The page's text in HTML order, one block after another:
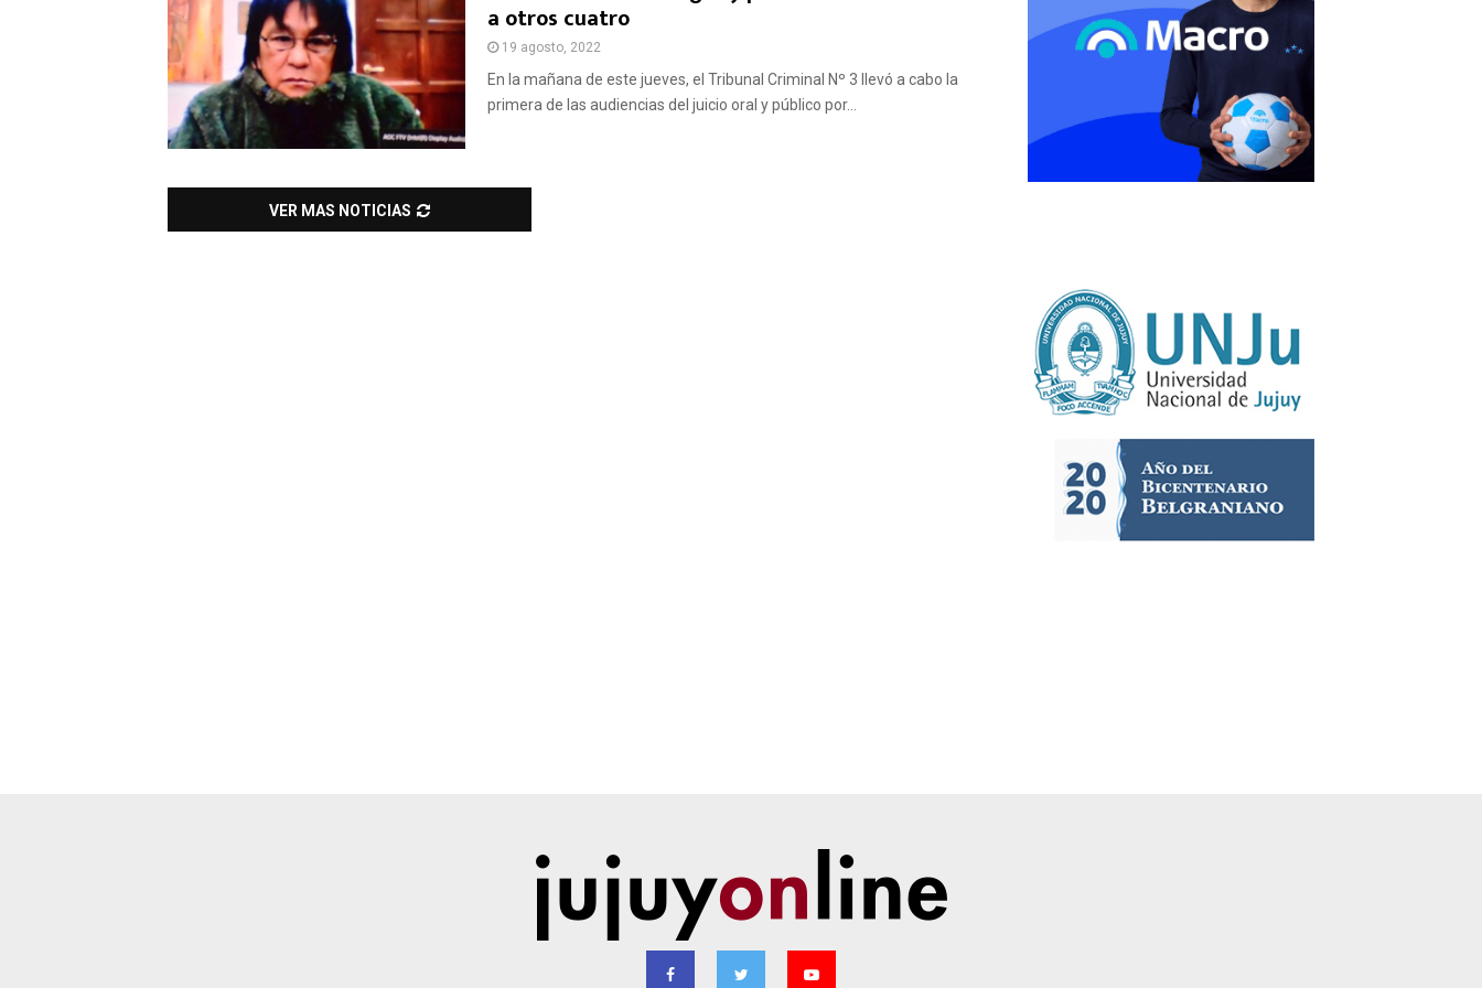
a otros cuatro
19 agosto, 2022
En la mañana de este jueves, el Tribunal Criminal Nº 3 llevó a cabo la
primera de las audiencias del juicio oral y público por...
VER MAS NOTICIAS